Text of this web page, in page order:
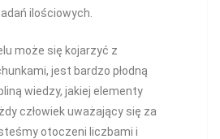
ilościowych.
może się kojarzyć z
jest bardzo płodną
wiedzy, jakiej elementy
człowiek uważający się za
otoczeni liczbami i